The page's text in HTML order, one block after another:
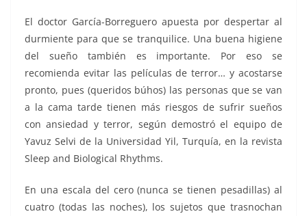
El doctor García-Borreguero apuesta por despertar al
durmiente para que se tranquilice. Una buena higiene
del sueño también es importante. Por eso se
recomienda evitar las películas de terror… y acostarse
pronto, pues (queridos búhos) las personas que se van
a la cama tarde tienen más riesgos de sufrir sueños
con ansiedad y terror, según demostró el equipo de
Yavuz Selvi de la Universidad Yil, Turquía, en la revista
Sleep and Biological Rhythms.
En una escala del cero (nunca se tienen pesadillas) al
cuatro (todas las noches), los sujetos que trasnochan